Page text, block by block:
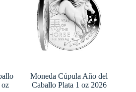
oz
Moneda Cúpula Año del
Caballo Plata 1 oz 2026